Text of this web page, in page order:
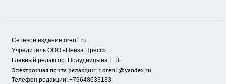
Сетевое издание oren1.ru
Учредитель ООО «Пенза Пресс»
Главный редактор: Полудницына Е.В.
Электронная почта редакции: r.oren1@yandex.ru
Телефон редакции: +79648633133